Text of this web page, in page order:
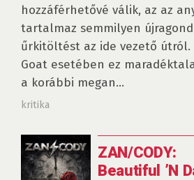
hozzáférhetővé válik, az az
tartalmaz semmilyen
űrkitöltést az ide vezető
Goat esetében ez
a korábbi megan...
kritika
ZAN/CODY:
Beautiful ’N